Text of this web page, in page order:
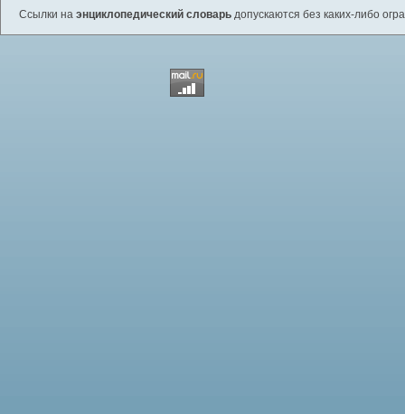
Ссылки на энциклопедический словарь допускаются без каких-либо